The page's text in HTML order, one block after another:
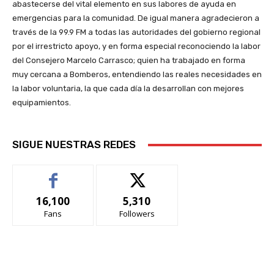
abastecerse del vital elemento en sus labores de ayuda en
emergencias para la comunidad. De igual manera agradecieron a
través de la 99.9 FM a todas las autoridades del gobierno regional
por el irrestricto apoyo, y en forma especial reconociendo la labor
del Consejero Marcelo Carrasco; quien ha trabajado en forma
muy cercana a Bomberos, entendiendo las reales necesidades en
la labor voluntaria, la que cada día la desarrollan con mejores
equipamientos.
SIGUE NUESTRAS REDES
16,100
Fans
5,310
Followers